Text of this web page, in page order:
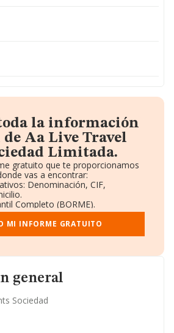
general
Sociedad
la información
Aa Live Travel
Limitada.
gratuito que te proporcionamos
vas a encontrar:
Denominación, CIF,
Completo (BORME).
Ventas y Empleados.
y Administradores.
y registral complementaria.
MI INFORME GRATUITO